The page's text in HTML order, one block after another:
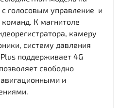
голосовым управление и
К магнитоле
камеру
систему давления
поддерживает 4G
свободно
и